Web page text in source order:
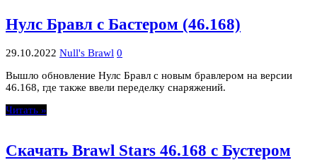
Нулс Бравл с Бастером (46.168)
29.10.2022 Null's Brawl 0
Вышло обновление Нулс Бравл с новым бравлером на версии
46.168, где также ввели переделку снаряжений.
Читать »
Скачать Brawl Stars 46.168 с Бустером